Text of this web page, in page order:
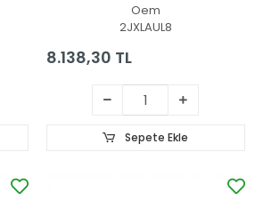
Oem
2JXLAUL8
8.138,30 TL
Sepete Ekle